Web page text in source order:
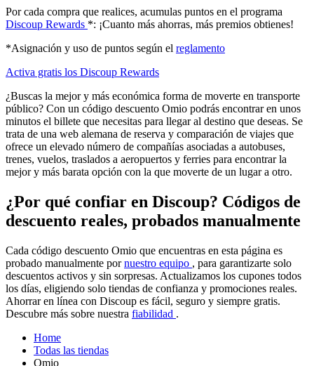
Por cada compra que realices, acumulas puntos en el programa
Discoup Rewards *: ¡Cuanto más ahorras, más premios obtienes!
*Asignación y uso de puntos según el reglamento
Activa gratis los Discoup Rewards
¿Buscas la mejor y más económica forma de moverte en transporte
público? Con un código descuento Omio podrás encontrar en unos
minutos el billete que necesitas para llegar al destino que deseas. Se
trata de una web alemana de reserva y comparación de viajes que
ofrece un elevado número de compañías asociadas a autobuses,
trenes, vuelos, traslados a aeropuertos y ferries para encontrar la
mejor y más barata opción con la que moverte de un lugar a otro.
¿Por qué confiar en Discoup? Códigos de
descuento reales, probados manualmente
Cada código descuento Omio que encuentras en esta página es
probado manualmente pornuestro equipo , para garantizarte solo
descuentos activos y sin sorpresas. Actualizamos los cupones todos
los días, eligiendo solo tiendas de confianza y promociones reales.
Ahorrar en línea con Discoup es fácil, seguro y siempre gratis.
Descubre más sobre nuestra fiabilidad .
Home
Todas las tiendas
Omio